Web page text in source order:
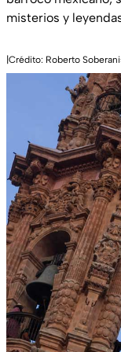
misterios y
|Crédito: Roberto